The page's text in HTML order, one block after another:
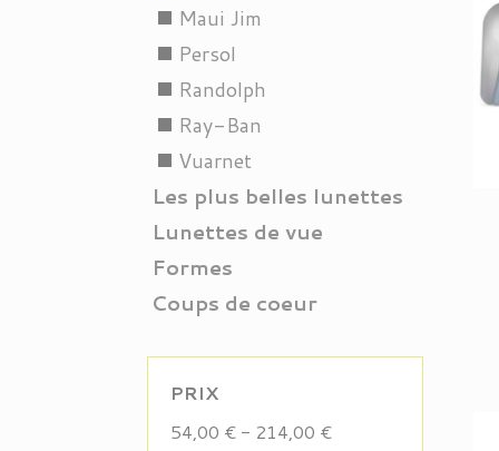
Maui Jim
stop
Persol
stop
Randolph
stop
Ray-Ban
stop
Vuarnet
stop
Les plus belles lunettes
Lunettes de vue
Formes
Coups de coeur
PRIX
54,00 € - 214,00 €